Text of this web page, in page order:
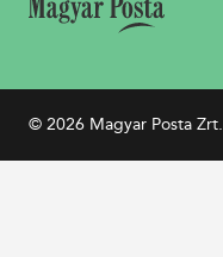
© 2026 Magyar Posta Zrt.